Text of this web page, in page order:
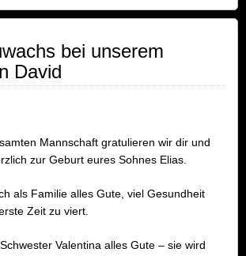
bei unserem
David
Mannschaft gratulieren wir dir und
zur Geburt eures Sohnes Elias.
als Familie alles Gute, viel Gesundheit
Zeit zu viert.
Valentina alles Gute – sie wird